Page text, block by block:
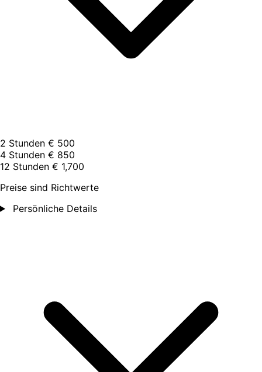
2 Stunden € 500
4 Stunden € 850
12 Stunden € 1,700
Preise sind Richtwerte
Persönliche Details